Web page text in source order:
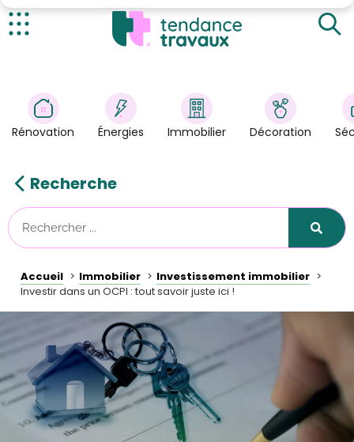
Énergies
Immobilier
Astuces/DIY
Tendance Travaux
Kit partenaire
À propos
Contact
Mode sombre
Rénovation Énergies Immobilier Décoration
Recherche
Accueil Immobilier
Investissement immobilier
Investir dans un OCPI : tout savoir juste ici !
Définition d'un OPCI et de son fonctionnement
Combien investir dans un OPCI ?